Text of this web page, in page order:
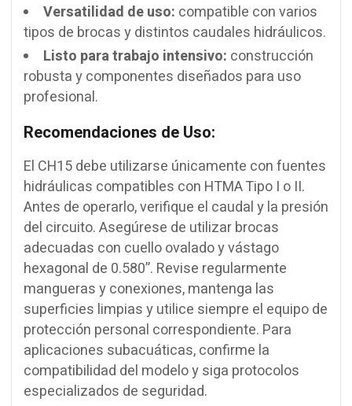
Versatilidad de uso: compatible con varios
tipos de brocas y distintos caudales hidráulicos.
Listo para trabajo intensivo: construcción
robusta y componentes diseñados para uso
profesional.
Recomendaciones de Uso:
El CH15 debe utilizarse únicamente con fuentes
hidráulicas compatibles con HTMA Tipo I o II.
Antes de operarlo, verifique el caudal y la presión
del circuito. Asegúrese de utilizar brocas
adecuadas con cuello ovalado y vástago
hexagonal de 0.580”. Revise regularmente
mangueras y conexiones, mantenga las
superficies limpias y utilice siempre el equipo de
protección personal correspondiente. Para
aplicaciones subacuáticas, confirme la
compatibilidad del modelo y siga protocolos
especializados de seguridad.